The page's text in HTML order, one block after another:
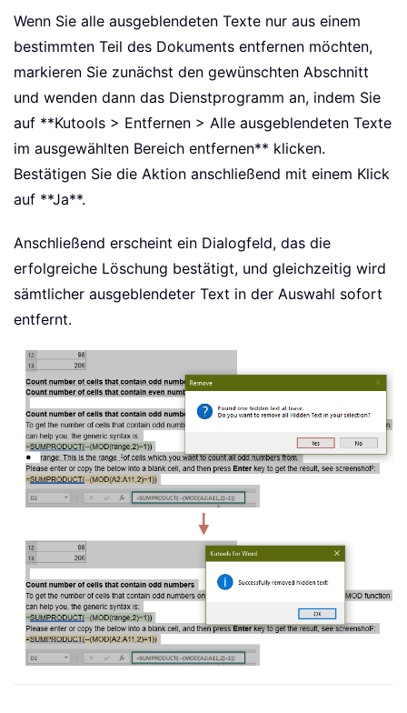
Wenn Sie alle ausgeblendeten Texte nur aus einem
bestimmten Teil des Dokuments entfernen möchten,
markieren Sie zunächst den gewünschten Abschnitt
und wenden dann das Dienstprogramm an, indem Sie
auf **Kutools > Entfernen > Alle ausgeblendeten Texte
im ausgewählten Bereich entfernen** klicken.
Bestätigen Sie die Aktion anschließend mit einem Klick
auf **Ja**.
Anschließend erscheint ein Dialogfeld, das die
erfolgreiche Löschung bestätigt, und gleichzeitig wird
sämtlicher ausgeblendeter Text in der Auswahl sofort
entfernt.